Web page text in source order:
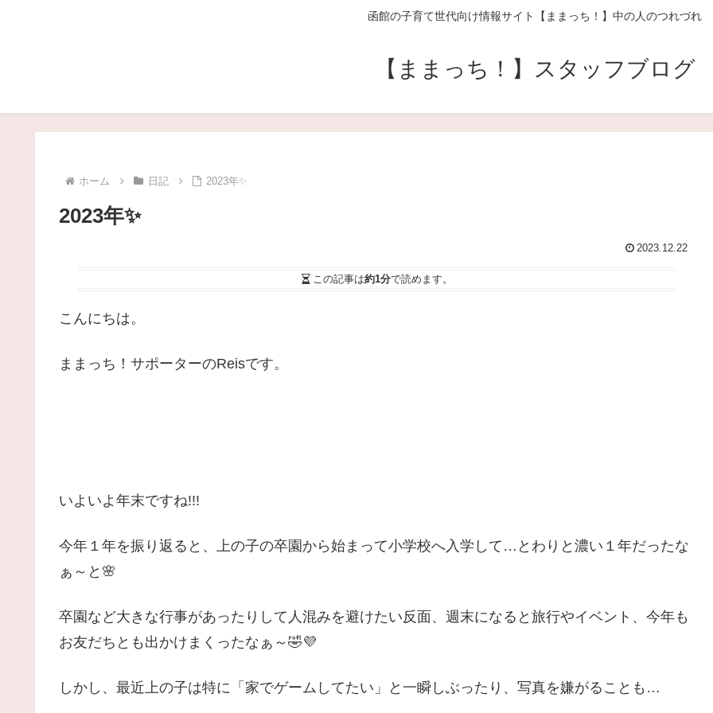
函館の子育て世代向け情報サイト【ままっち！】中の人のつれづれ
【ままっち！】スタッフブログ
ホーム 日記 2023年✨
2023年✨
2023.12.22
この記事は約1分で読めます。
こんにちは。
ままっち！サポーターのReisです。
いよいよ年末ですね!!!
今年１年を振り返ると、上の子の卒園から始まって小学校へ入学して…とわりと濃い１年だったな
ぁ～と🌸
卒園など大きな行事があったりして人混みを避けたい反面、週末になると旅行やイベント、今年も
お友だちとも出かけまくったなぁ～🤣💜
しかし、最近上の子は特に「家でゲームしてたい」と一瞬しぶったり、写真を嫌がることも…